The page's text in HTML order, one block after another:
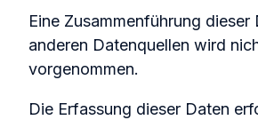
Eine Zusammenführung dieser
anderen Datenquellen wird
vorgenommen.
Die Erfassung dieser Daten